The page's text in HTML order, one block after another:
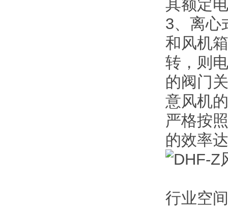
其额定
3、离心
和风机
转，则
的阀门
意风机
严格按
的效率
行业空间